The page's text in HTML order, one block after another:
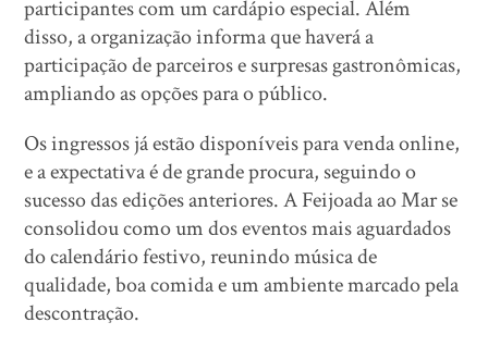
participantes com um cardápio especial. Além
disso, a organização informa que haverá a
participação de parceiros e surpresas gastronômicas,
ampliando as opções para o público.
Os ingressos já estão disponíveis para venda online,
e a expectativa é de grande procura, seguindo o
sucesso das edições anteriores. A Feijoada ao Mar se
consolidou como um dos eventos mais aguardados
do calendário festivo, reunindo música de
qualidade, boa comida e um ambiente marcado pela
descontração.